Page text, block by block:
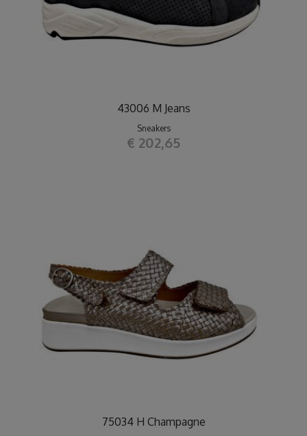
43006 M Jeans
Sneakers
€ 202,65
75034 H Champagne